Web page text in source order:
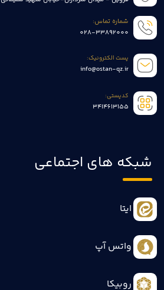
شماره تماس:
028-33892000
پست الکترونیک:
info@ostan-qz.ir
کدپستی:
3414613155
شبکه های اجتماعی
ایتا
واتس آپ
روبیکا